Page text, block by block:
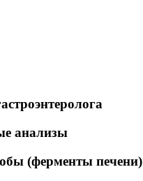
анализы
(ферменты печени)